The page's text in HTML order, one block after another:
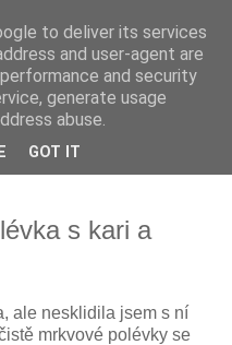
rostlin, domácí
z jedné venkovské
s kari a
ale nesklidila jsem s ní
mrkvové polévky se
to deliver its services
and user-agent are
and security
generate usage
abuse.
GOT IT